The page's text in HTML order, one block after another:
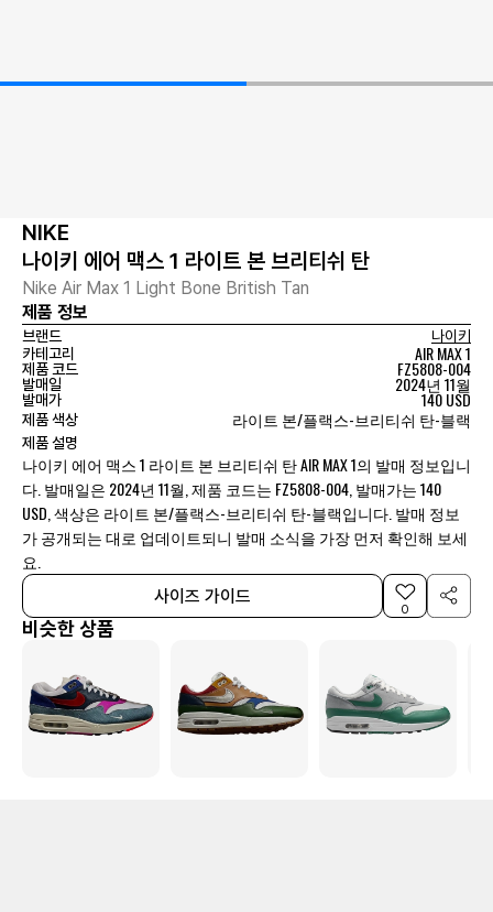
NIKE
나이키 에어 맥스 1 라이트 본 브리티쉬 탄
Nike Air Max 1 Light Bone British Tan
제품 정보
브랜드
나이키
카테고리
AIR MAX 1
제품 코드 FZ5808-004
발매일 2024년 11월
발매가 140 USD
제품 색상 라이트 본/플랙스-브리티쉬 탄-블랙
제품 설명
나이키 에어 맥스 1 라이트 본 브리티쉬 탄 AIR MAX 1의 발매 정보입니
다. 발매일은 2024년 11월, 제품 코드는 FZ5808-004, 발매가는 140
USD, 색상은 라이트 본/플랙스-브리티쉬 탄-블랙입니다. 발매 정보
가 공개되는 대로 업데이트되니 발매 소식을 가장 먼저 확인해 보세
요.
사이즈 가이드
0
비슷한 상품